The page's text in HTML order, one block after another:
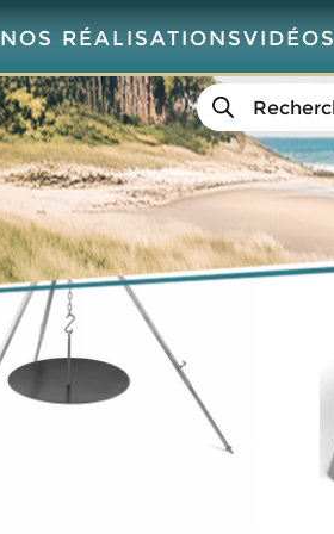
Recherche
de
produits
NOS RÉALISATIONSVIDÉOS